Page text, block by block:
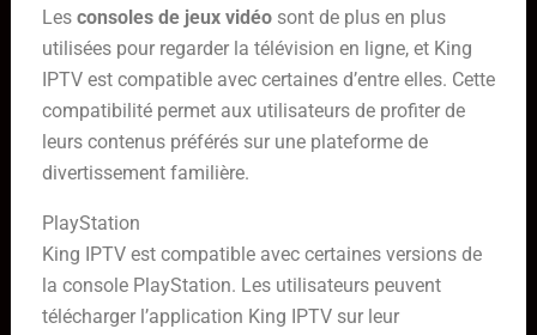
Les consoles de jeux vidéosont de plus en plus
utilisées pour regarder la télévision en ligne, et King
IPTV est compatible avec certaines d’entre elles. Cette
compatibilité permet aux utilisateurs de profiter de
leurs contenus préférés sur une plateforme de
divertissement familière.
PlayStation
King IPTV est compatible avec certaines versions de
la console PlayStation. Les utilisateurs peuvent
télécharger l’application King IPTV sur leur